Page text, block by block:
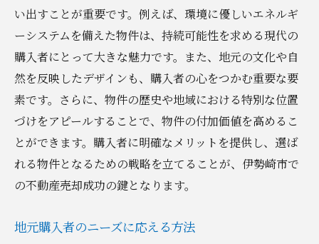
い出すことが重要です。例えば、環境に優しいエネルギ
ーシステムを備えた物件は、持続可能性を求める現代の
購入者にとって大きな魅力です。また、地元の文化や自
然を反映したデザインも、購入者の心をつかむ重要な要
素です。さらに、物件の歴史や地域における特別な位置
づけをアピールすることで、物件の付加価値を高めるこ
とができます。購入者に明確なメリットを提供し、選ば
れる物件となるための戦略を立てることが、伊勢崎市で
の不動産売却成功の鍵となります。
地元購入者のニーズに応える方法